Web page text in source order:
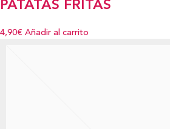
PATATAS FRITAS
4,90€ Añadir al carrito